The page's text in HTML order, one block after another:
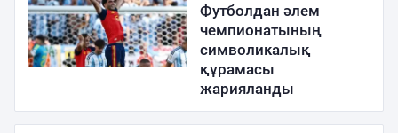
Футболдан әлем
чемпионатының
символикалық
құрамасы
жарияланды